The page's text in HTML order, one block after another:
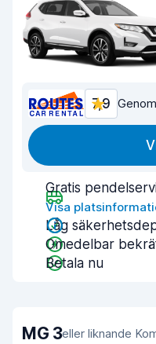
7,9
Gratis
Visa
Låg
Omedelbar
Betala nu
MG 3eller liknande